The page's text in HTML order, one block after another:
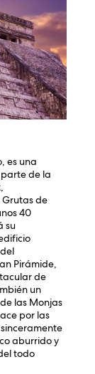
es una
de la
Grutas de
40
su
Pirámide,
de
un
las Monjas
por las
aburrido y
todo